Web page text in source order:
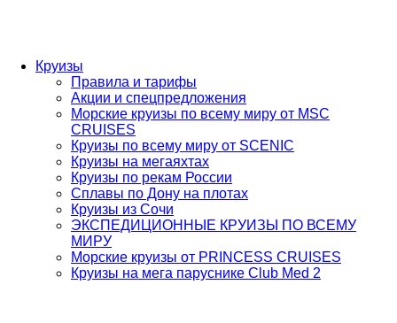
Круизы
Правила и тарифы
Акции и спецпредложения
Морские круизы по всему миру от MSC
CRUISES
Круизы по всему миру от SCENIC
Круизы на мегаяхтах
Круизы по рекам России
Сплавы по Дону на плотах
Круизы из Сочи
ЭКСПЕДИЦИОННЫЕ КРУИЗЫ ПО ВСЕМУ
МИРУ
Морские круизы от PRINCESS CRUISES
Круизы на мега паруснике Club Med 2